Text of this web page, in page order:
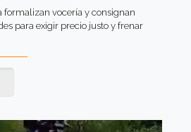
formalizan vocería y consignan
para exigir precio justo y frenar